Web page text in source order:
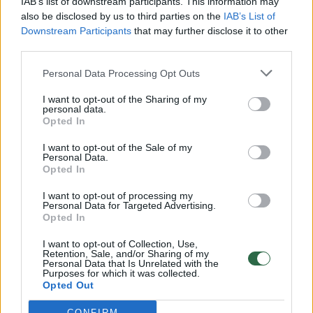
also be disclosed by us to third parties on the IAB’s List of
Downstream Participants that may further disclose it to other
Personal Data Processing Opt Outs
I want to opt-out of the Sharing of my
personal data.
Opted In
I want to opt-out of the Sale of my
Personal Data.
Opted In
I want to opt-out of processing my
Personal Data for Targeted Advertising.
Opted In
I want to opt-out of Collection, Use,
Retention, Sale, and/or Sharing of my
Personal Data that Is Unrelated with the
Purposes for which it was collected.
Opted Out
vaiko gyvybių išgelbėti nepavyko
Žinios | Lietuvos diena
00:00:57
Savaitės vidurys nusimato karštas: temperatūra kils iki
32 laipsnių šilumos
Žinios | Orai
Nufilmavo, kaip patvino Vilniaus Vakarinis aplinkkelis:
Žinios | Lietuvos diena
00:00:55
Avarija Vilniuje: į stotelę įsirėžęs automobilis sužalojo
dvi moteris